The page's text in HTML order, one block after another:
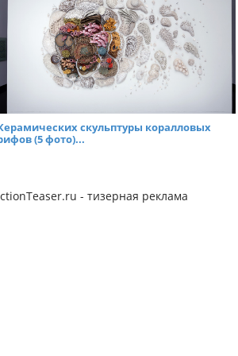
скульптуры коралловых
(5 фото)...
- тизерная реклама